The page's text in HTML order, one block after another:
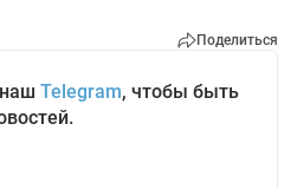
Поделиться
Telegram, чтобы быть